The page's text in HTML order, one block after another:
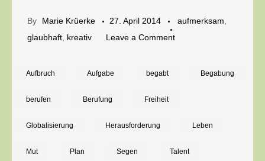
By Marie Krüerke 27. April 2014 aufmerksam
glaubhaft kreativ Leave a Commenton
Aufbruch Aufgabe begabt Begabung
berufen Berufung Freiheit
Globalisierung Herausforderung Leben
Mut Plan Segen Talent